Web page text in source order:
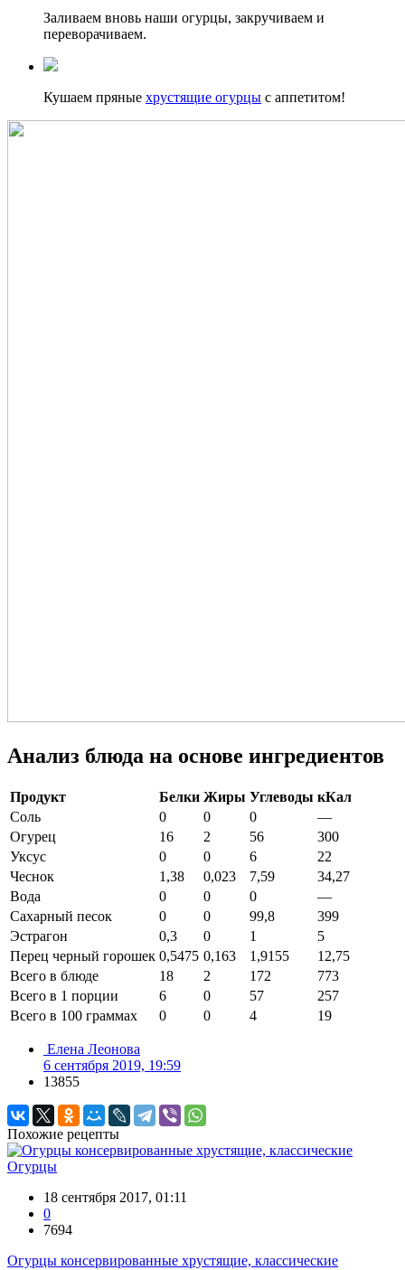
Заливаем вновь наши огурцы, закручиваем и
переворачиваем.
Кушаем пряные хрустящие огурцы с аппетитом!
Анализ блюда на основе ингредиентов
Продукт Белки Жиры Углеводы кКал
Соль
0 0 0
—
Огурец
16 2 56
300
Уксус
0 0 6
22
Чеснок
1,38 0,023 7,59
34,27
Вода
0 0 0
—
Сахарный песок
0 0 99,8
399
Эстрагон
0,3 0 1
5
Перец черный горошек 0,5475 0,163 1,9155
12,75
Всего в блюде
18 2 172
773
Всего в 1 порции
6 0 57
257
Всего в 100 граммах
0 0 4 19
Елена Леонова
6 сентября 2019, 19:59
13855
Похожие рецепты
Огурцы
18 сентября 2017, 01:11
0
7694
Огурцы консервированные хрустящие, классические